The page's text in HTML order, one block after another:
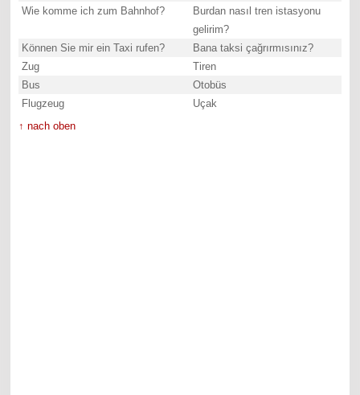
Wie komme ich zum Bahnhof?
Burdan nasıl tren istasyonu
gelirim?
Können Sie mir ein Taxi rufen?
Bana taksi çağrırmısınız?
Zug
Tiren
Bus
Otobüs
Flugzeug
Uçak
↑ nach oben